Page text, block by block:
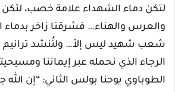
لتكن دماء الشهداء علامة خصب، لتكن
والعرس والهناء… فشرقنا زاخر
شعب شهيد ليس إلاّ… ولنُنشد ترانيم
الرجاء الذي نحمله عبر إيماننا
الطوباوي يوحنا بولس الثاني: “إن الله